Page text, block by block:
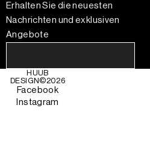
Erhalten Sie die neuesten
Nachrichten und exklusiven
Angebote
HUUB
DESIGN©2026
Facebook
Instagram